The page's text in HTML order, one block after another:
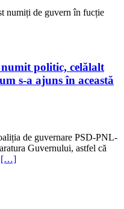
numiți de guvern în fucție
politic, celălalt
s-a ajuns în această
de guvernare PSD-PNL-
Guvernului, astfel că
[…]